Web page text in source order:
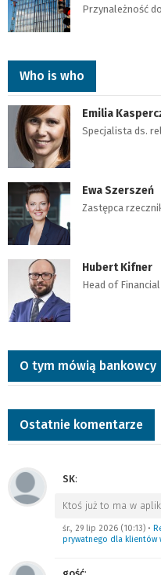
Przynależność
Who is who
Emilia
Specjalista ds.
Ewa Szerszeń
Zastępca
Hubert Kifner
Head of
O tym mówią bankowcy
Ostatnie komentarze
SK:
Ktoś już to ma w
śr., 29 lip 2026 (10:13) •
prywatnego dla klientów